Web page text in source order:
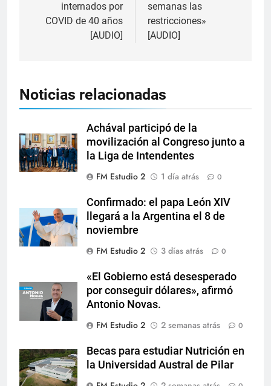
internados por
COVID de 40 años
[AUDIO]
semanas las
restricciones»
[AUDIO]
Noticias relacionadas
Achával participó de la
movilización al Congreso junto a
la Liga de Intendentes
FM Estudio 2
1 día atrás 0
Confirmado: el papa León XIV
llegará a la Argentina el 8 de
noviembre
FM Estudio 2
3 días atrás 0
«El Gobierno está desesperado
por conseguir dólares», afirmó
Antonio Novas.
FM Estudio 2
2 semanas atrás 0
Becas para estudiar Nutrición en
la Universidad Austral de Pilar